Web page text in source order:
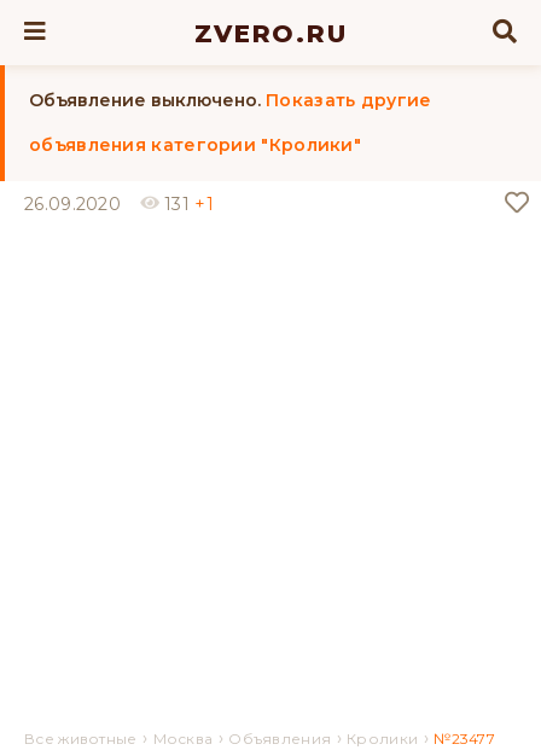
ZVERO.RU
Объявление выключено. Показать другие
объявления категории "Кролики"
26.09.2020 131 +1
Все животные › Москва › Объявления › Кролики › №23477